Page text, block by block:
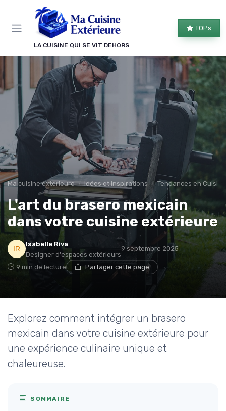
LA CUISINE QUI SE VIT DEHORS
TOPs
Ma cuisine exterieure Idées et Inspirations Tendances en
L'art du brasero mexicain
dans votre cuisine extérieure
Isabelle Riva
Designer d'espaces extérieurs
9 septembre 2025
9 min de lecture Partager cette page
Explorez comment intégrer un brasero
mexicain dans votre cuisine extérieure pour
une expérience culinaire unique et
chaleureuse.
SOMMAIRE
Panneau de gestion des cookies